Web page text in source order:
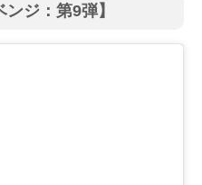
ジ：第9弾】